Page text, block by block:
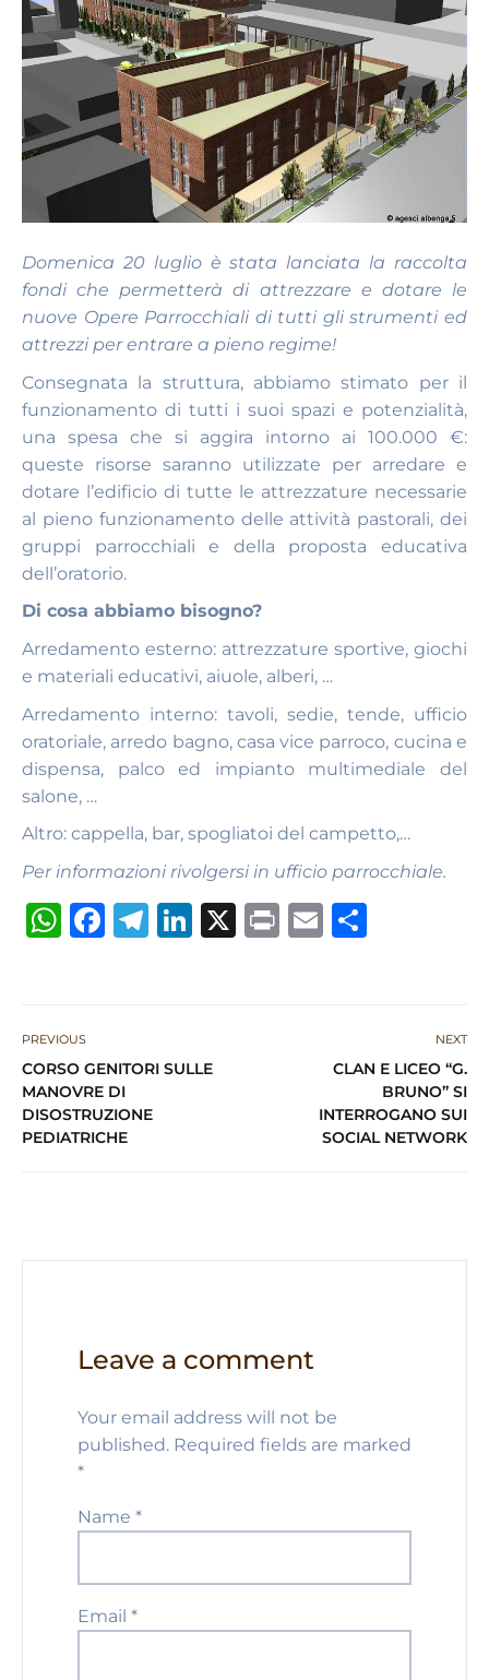
Domenica 20 luglio è stata lanciata la raccolta
fondi che permetterà di attrezzare e dotare le
nuove Opere Parrocchiali di tutti gli strumenti ed
attrezzi per entrare a pieno regime!
Consegnata la struttura, abbiamo stimato per il
funzionamento di tutti i suoi spazi e potenzialità,
una spesa che si aggira intorno ai 100.000 €:
queste risorse saranno utilizzate per arredare e
dotare l’edificio di tutte le attrezzature necessarie
al pieno funzionamento delle attività pastorali, dei
gruppi parrocchiali e della proposta educativa
dell’oratorio.
Di cosa abbiamo bisogno?
Arredamento esterno: attrezzature sportive, giochi
e materiali educativi, aiuole, alberi, …
Arredamento interno: tavoli, sedie, tende, ufficio
oratoriale, arredo bagno, casa vice parroco, cucina e
dispensa, palco ed impianto multimediale del
salone, …
Altro: cappella, bar, spogliatoi del campetto,…
Per informazioni rivolgersi in ufficio parrocchiale.
W
s
A
p
p
F
b
o
o
T
ra
Li
dI
X
P
E
PREVIOUS
CORSO GENITORI SULLE
MANOVRE DI
DISOSTRUZIONE
PEDIATRICHE
NEXT
CLAN E LICEO “G.
BRUNO” SI
INTERROGANO SUI
SOCIAL NETWORK
Leave a comment
Your email address will not be
published. Required fields are marked
*
Name *
Email *